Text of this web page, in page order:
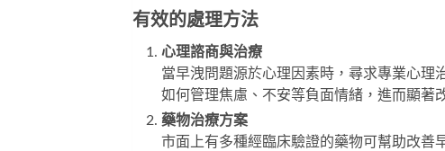
有效的處理方法
心理諮商與治療
當早洩問題源於心理因素時，尋求專業心理
如何管理焦慮、不安等負面情緒，進而顯著
藥物治療方案
市面上有多種經臨床驗證的藥物可幫助改善